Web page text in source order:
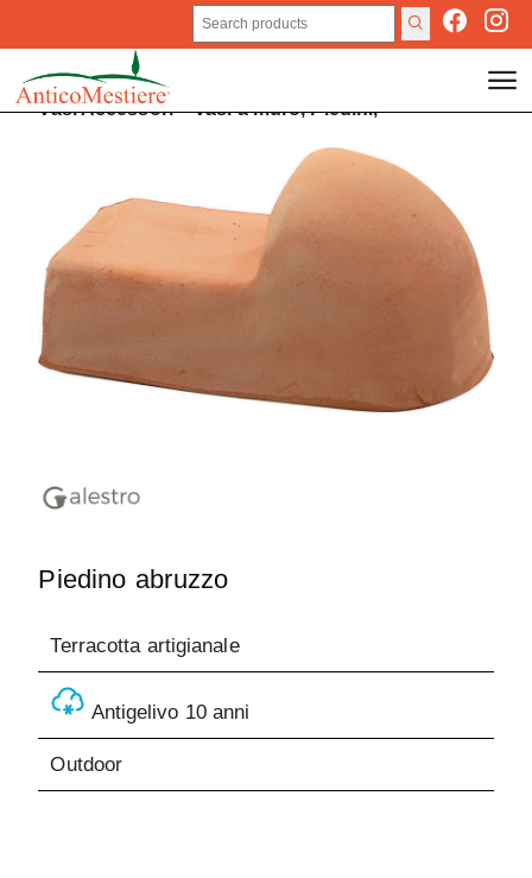
VasiAccessori>Vasi a muro,Piedini,
Piedino abruzzo
Terracotta artigianale
Antigelivo 10 anni
Outdoor